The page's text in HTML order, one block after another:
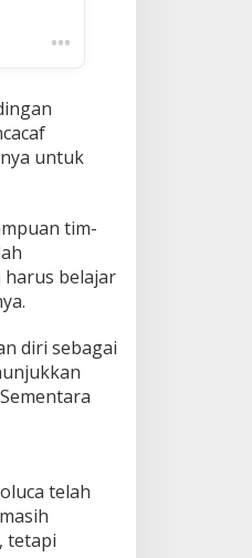
•••
untuk
tim-
harus belajar
diri sebagai
telah
tetapi